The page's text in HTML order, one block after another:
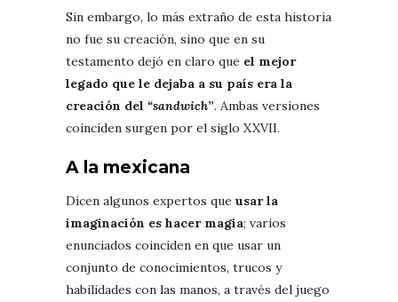
Sin embargo, lo más extraño de esta historia
no fue su creación, sino que en su
testamento dejó en claro que el mejor
legado que le dejaba a su país era la
creación del “sandwich”. Ambas versiones
coinciden surgen por el siglo XXVII.
A la mexicana
Dicen algunos expertos que usar la
imaginación es hacer magia; varios
enunciados coinciden en que usar un
conjunto de conocimientos, trucos y
habilidades con las manos, a través del juego